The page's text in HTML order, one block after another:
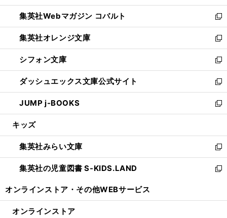
開
く
ウ
で
開
く
ン
ド
ウ
で
開
く
ウ
ィ
ン
ド
ウ
で
開
く
集英社Webマガジン コバルト
新
し
い
ウ
ィ
ン
ド
ウ
で
開
集英社オレンジ文庫
新
し
い
ウ
ィ
ン
ド
ウ
開
く
シフォン文庫
新
し
い
ウ
ィ
ン
ウ
で
開
く
ダッシュエックス文庫公式サイト
新
し
い
ウ
ン
ド
ウ
で
JUMP j-BOOKS
新
し
ウ
ィ
ン
ド
開
キッズ
集英社みらい文庫
新
し
い
ン
集英社の児童図書 S-KIDS.LAND
新
ウ
オンラインストア・ その他WEBサービス
オンラインストア